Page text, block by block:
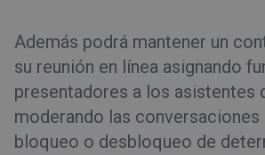
Además podrá mantener un
su reunión en línea asignando
presentadores a los asistentes
moderando las conversaciones
bloqueo o desbloqueo de